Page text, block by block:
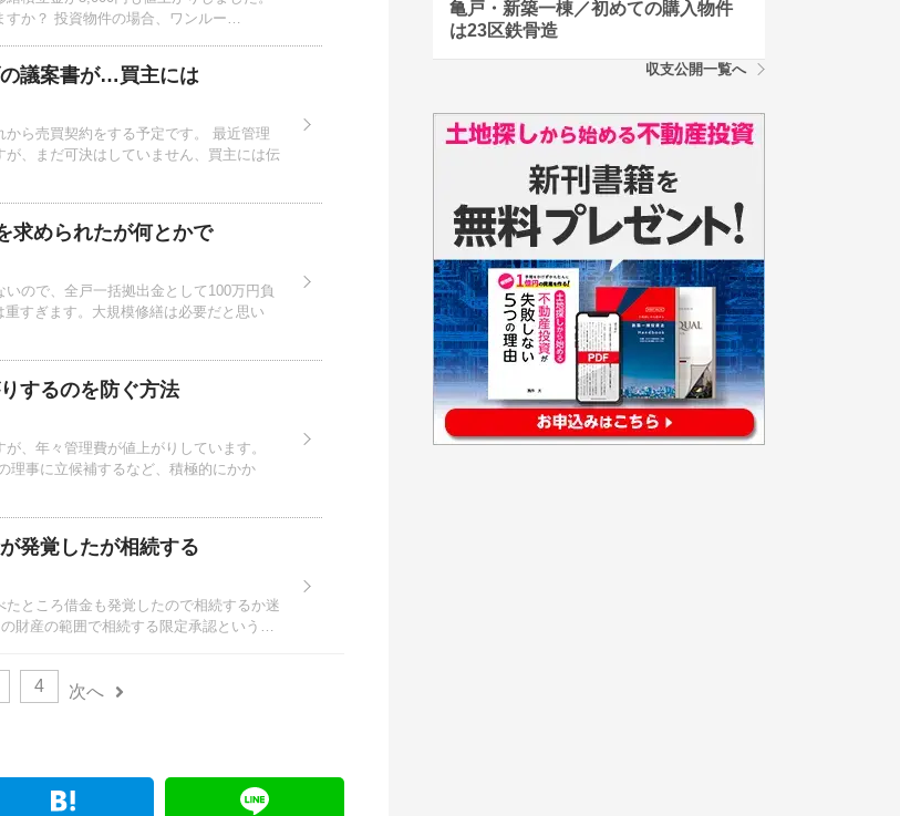
すか？ 投資物件の場合、ワンルー…
議案書が…買主には
ら売買契約をする予定です。 最近管理
、まだ可決はしていません、買主には伝
求められたが何とかで
ので、全戸一括拠出金として100万円負
すぎます。大規模修繕は必要だと思い
するのを防ぐ方法
、年々管理費が値上がりしています。
理事に立候補するなど、積極的にかか
発覚したが相続する
ところ借金も発覚したので相続するか迷
財産の範囲で相続する限定承認という…
4 次へ
亀戸・新築一棟／初めての購入物件
は23区鉄骨造
収支公開一覧へ